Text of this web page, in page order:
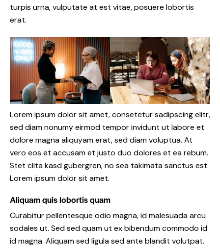
turpis urna, vulputate at est vitae, posuere lobortis
erat.
Lorem ipsum dolor sit amet, consetetur sadipscing elitr,
sed diam nonumy eirmod tempor invidunt ut labore et
dolore magna aliquyam erat, sed diam voluptua. At
vero eos et accusam et justo duo dolores et ea rebum.
Stet clita kasd gubergren, no sea takimata sanctus est
Lorem ipsum dolor sit amet.
Aliquam quis lobortis quam
Curabitur pellentesque odio magna, id malesuada arcu
sodales ut. Sed sed quam ut ex bibendum commodo id
id magna. Aliquam sed ligula sed ante blandit volutpat.